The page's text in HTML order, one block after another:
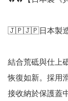
🇯🇵🇯🇵日本
結合荒砥與仕上
恢復如新。採用
接收納於保護蓋